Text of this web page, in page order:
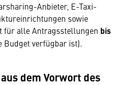
Anbieter, E-Taxi-
sowie
für alle Antragsstellungen bis
Budget verfügbar ist).
dem Vorwort des